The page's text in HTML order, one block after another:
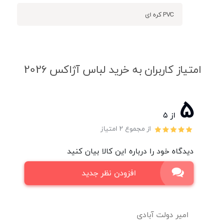
PVC کره ای
امتیاز کاربران به خرید لباس آژاکس 2026
5 از ۵
از مجموع 2 امتیاز
دیدگاه خود را درباره این کالا بیان کنید
افزودن نظر جدید
امیر دولت آبادی